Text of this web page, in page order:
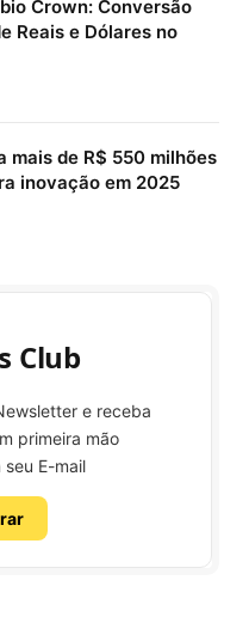
Crown: Conversão
Reais e Dólares no
mais de R$ 550 milhões
inovação em 2025
Club
e receba
primeira mão
E-mail